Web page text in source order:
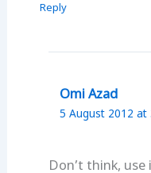
Reply
Omi Azad
5 August 2012 at
Don’t think,